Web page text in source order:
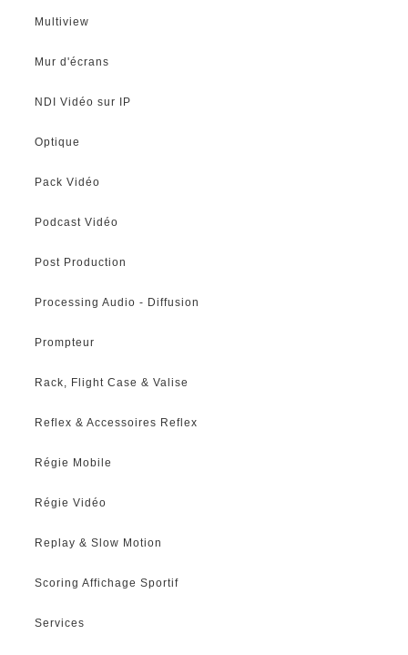
Multiview
Mur d'écrans
NDI Vidéo sur IP
Optique
Pack Vidéo
Podcast Vidéo
Post Production
Processing Audio - Diffusion
Prompteur
Rack, Flight Case & Valise
Reflex & Accessoires Reflex
Régie Mobile
Régie Vidéo
Replay & Slow Motion
Scoring Affichage Sportif
Services